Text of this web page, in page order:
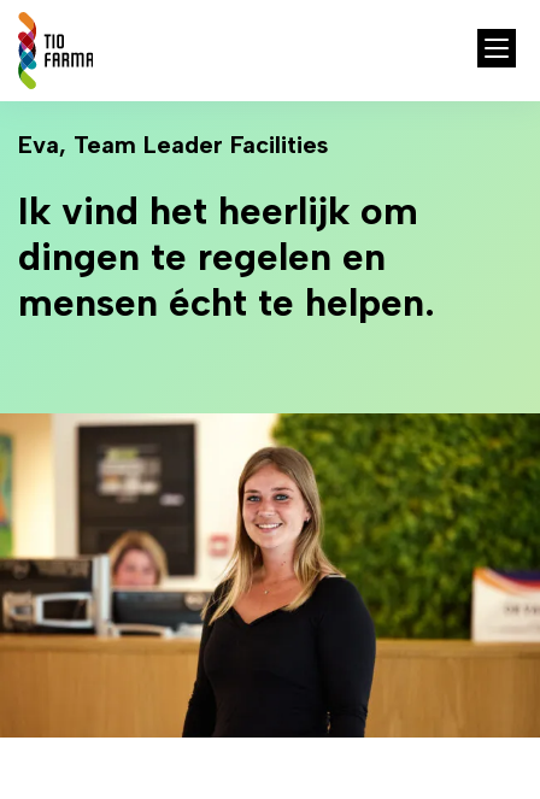
Eva, Team Leader Facilities
Ik vind het heerlijk om
dingen te regelen en
mensen écht te helpen.